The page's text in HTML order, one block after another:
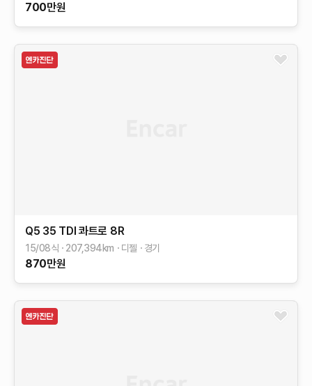
700만원
Q5 35 TDI 콰트로 8R
15/08식 207,394km 디젤 경기
870만원